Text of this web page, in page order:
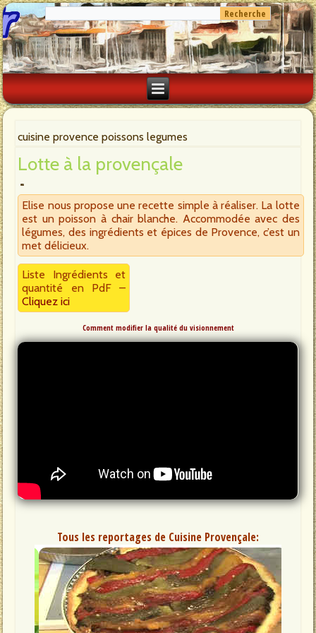
cuisine provence poissons legumes
Lotte à la provençale
Elise nous propose une recette simple à réaliser. La lotte
est un poisson à chair blanche. Accommodée avec des
légumes, des ingrédients et épices de Provence, c’est un
met délicieux.
Liste Ingrédients et
quantité en PdF –
Cliquez ici
Comment modifier la qualité du visionnement
Tous les reportages de Cuisine Provençale: